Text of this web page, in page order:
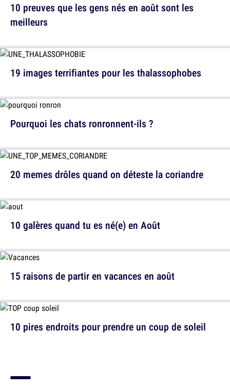
19 images terrifiantes pour les thalassophobes
20 memes drôles quand on déteste la coriandre
15 raisons de partir en vacances en août
10 preuves que les gens nés en août sont les
meilleurs
Pourquoi les chats ronronnent-ils ?
10 galères quand tu es né(e) en Août
10 pires endroits pour prendre un coup de soleil